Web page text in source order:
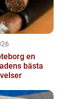
en
bästa